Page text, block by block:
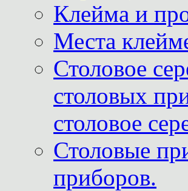
Клейма и
Места
Столовое
столовых
столовое
Столовые
приборов.